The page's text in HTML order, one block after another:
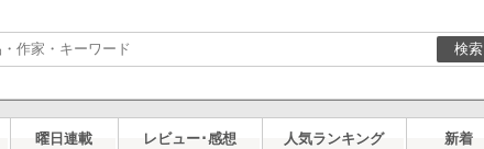
検索
曜日連載 レビュー･感想 人気ランキング 新着